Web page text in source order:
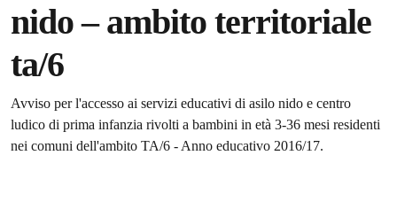
nido – ambito territoriale
ta/6
Dettagli della notizia
Avviso per l'accesso ai servizi educativi di asilo nido e centro
ludico di prima infanzia rivolti a bambini in età 3-36 mesi residenti
nei comuni dell'ambito TA/6 - Anno educativo 2016/17.